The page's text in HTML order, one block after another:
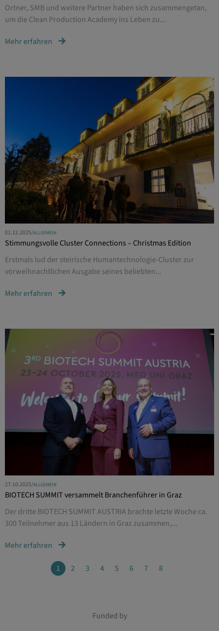
Ortner, SMB und weitere Partner haben sich zusammengetan,
um die Clean Production Academy ins Leben zu...
Mehr erfahren
01.12.2025/ALLGEMEIN
Stimmungsvolle Cluster Connections – Christmas Edition
Erstmals lud der steirische Humantechnologie-Cluster zur
vorweihnachtlichen Ausgabe seines beliebten...
Mehr erfahren
27.10.2025/ALLGEMEIN
BIOTECH SUMMIT versammelt Branchenführer in Graz
Der dritte BIOTECH SUMMIT AUSTRIA brachte letzte Woche ca.
300 Teilnehmer aus 13 Ländern in Graz zusammen,...
Mehr erfahren
1 2 3 4 5 6 7 8
Funded by